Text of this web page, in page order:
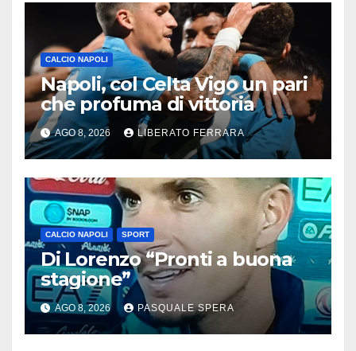
CALCIO NAPOLI
Napoli, col Celta Vigo un pari
che profuma di vittoria
AGO 8, 2026 LIBERATO FERRARA
CALCIO NAPOLI SPORT
Di Lorenzo “Pronti a buona
stagione”
AGO 8, 2026 PASQUALE SPERA